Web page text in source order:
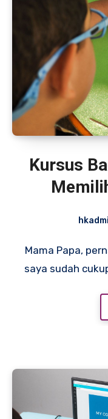
Kursus
Mama Papa, pernah nggak sih kepikiran, “Anak
saya sudah